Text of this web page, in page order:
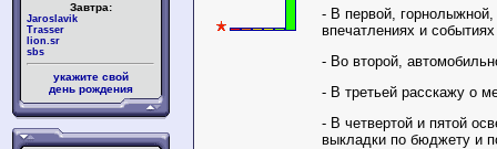
Завтра:
Jaroslavik
Trasser
lion.sr
sbs
укажите свой
день рождения
- В первой,
впечатлениях и
- Во второй,
- В третьей расскажу о
- В четвертой и пятой
выкладки по бюджету и